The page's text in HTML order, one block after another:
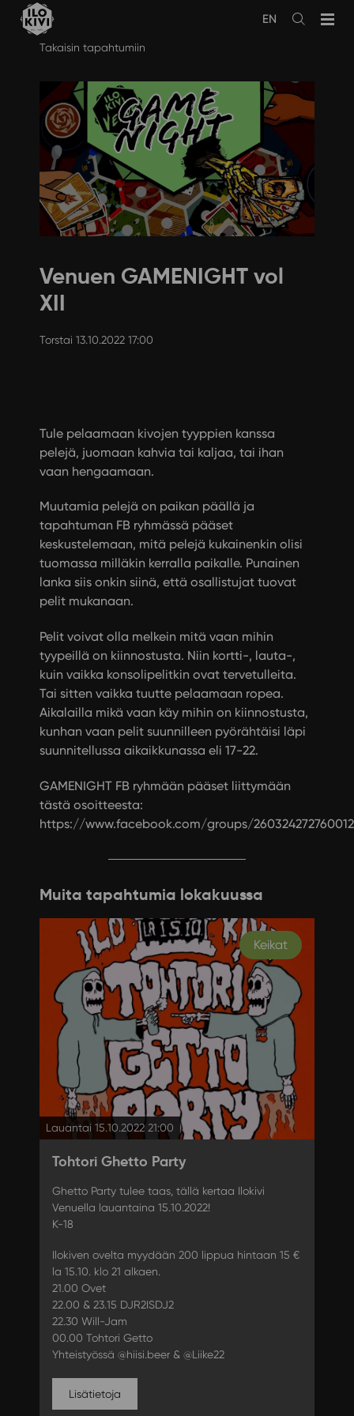
Avaa
EN
Takaisin tapahtumiin
Venuen GAMENIGHT vol
XII
Torstai 13.10.2022 17:00
Tule pelaamaan kivojen tyyppien kanssa
pelejä, juomaan kahvia tai kaljaa, tai ihan
vaan hengaamaan.
Muutamia pelejä on paikan päällä ja
tapahtuman FB ryhmässä pääset
keskustelemaan, mitä pelejä kukainenkin olisi
tuomassa milläkin kerralla paikalle. Punainen
lanka siis onkin siinä, että osallistujat tuovat
pelit mukanaan.
Pelit voivat olla melkein mitä vaan mihin
tyypeillä on kiinnostusta. Niin kortti-, lauta-,
kuin vaikka konsolipelitkin ovat tervetulleita.
Tai sitten vaikka tuutte pelaamaan ropea.
Aikalailla mikä vaan käy mihin on kiinnostusta,
kunhan vaan pelit suunnilleen pyörähtäisi läpi
suunnitellussa aikaikkunassa eli 17-22.
GAMENIGHT FB ryhmään pääset liittymään
tästä osoitteesta:
https://www.facebook.com/groups/260324272760012
Muita tapahtumia lokakuussa
Keikat
Lauantai 15.10.2022 21:00
Tohtori Ghetto Party
Ghetto Party tulee taas, tällä kertaa Ilokivi
Venuella lauantaina 15.10.2022!
K-18
Ilokiven ovelta myydään 200 lippua hintaan 15 €
la 15.10. klo 21 alkaen.
21.00 Ovet
22.00 & 23.15 DJR2ISDJ2
22.30 Will-Jam
00.00 Tohtori Getto
Yhteistyössä @hiisi.beer & @Liike22
Lisätietoja